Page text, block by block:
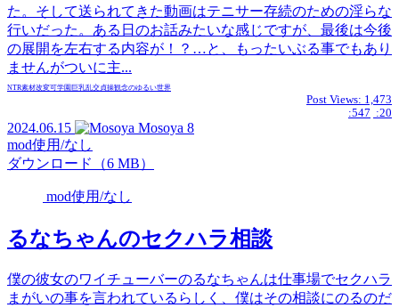
た。そして送られてきた動画はテニサー存続のための淫らな
行いだった。ある日のお話みたいな感じですが、最後は今後
の展開を左右する内容が！？…と、もったいぶる事でもあり
ませんがついに主...
NTR素材改変可学園 巨乳乱交貞操観念のゆるい世界
Post Views: 1,473
:547 :20
2024.06.15 Mosoya 8
mod使用/なし
ダウンロード（6 MB）
mod使用/なし
るなちゃんのセクハラ相談
僕の彼女のワイチューバーのるなちゃんは仕事場でセクハラ
まがいの事を言われているらしく、僕はその相談にのるのだ